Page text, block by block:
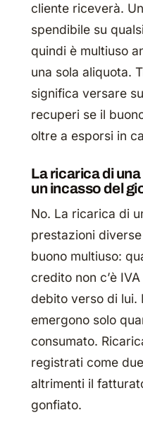
cliente riceverà.
spendibile su
quindi è multiuso
una sola aliquota.
significa versare
recuperi se il
oltre a esporsi in
La ricarica di
un incasso del
No. La ricarica di
prestazioni
buono multiuso:
credito non c’è
debito verso di lui.
emergono solo
consumato.
registrati come
altrimenti il
gonfiato.